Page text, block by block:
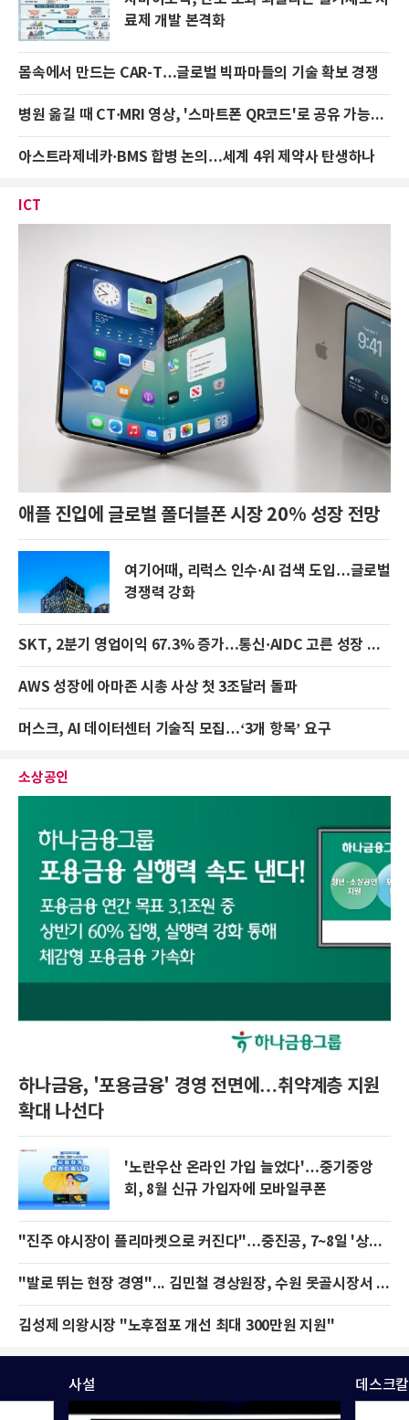
료제 개발 본격화
몸속에서 만드는 CAR-T…글로벌 빅파마들의 기술 확보 경쟁
병원 옮길 때 CT·MRI 영상, '스마트폰 QR코드'로 공유 가능해진다
아스트라제네카·BMS 합병 논의…세계 4위 제약사 탄생하나
ICT
애플 진입에 글로벌 폴더블폰 시장 20% 성장 전망
여기어때, 리럭스 인수·AI 검색 도입…글로벌
경쟁력 강화
SKT, 2분기 영업이익 67.3% 증가…통신·AIDC 고른 성장 결과
AWS 성장에 아마존 시총 사상 첫 3조달러 돌파
머스크, AI 데이터센터 기술직 모집…‘3개 항목’ 요구
소상공인
하나금융, '포용금융' 경영 전면에…취약계층 지원
확대 나선다
'노란우산 온라인 가입 늘었다'…중기중앙
회, 8월 신규 가입자에 모바일쿠폰
"진주 야시장이 플리마켓으로 커진다"…중진공, 7~8일 '상생 페스티벌' 개최
"발로 뛰는 현장 경영"... 김민철 경상원장, 수원 못골시장서 '지역상권 살리기' 구슬땀
김성제 의왕시장 "노후점포 개선 최대 300만원 지원"
사설 데스크